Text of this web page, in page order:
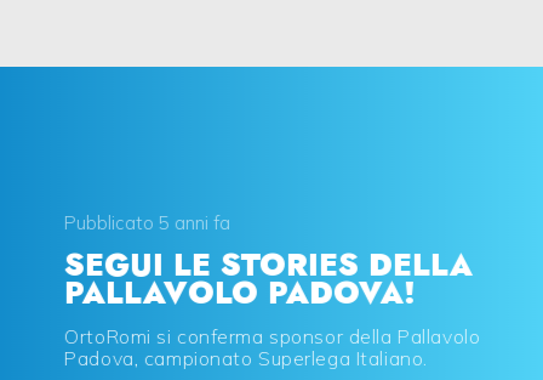
Pubblicato 5 anni fa
SEGUI LE STORIES DELLA
PALLAVOLO PADOVA!
OrtoRomi si conferma sponsor della Pallavolo
Padova, campionato Superlega Italiano.